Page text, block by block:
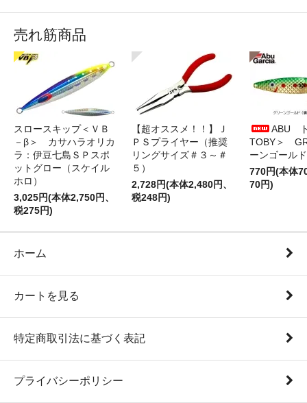
売れ筋商品
スロースキップ＜ＶＢ
－β＞ カサハラオリカ
ラ：伊豆七島ＳＰスポ
ットグロー（スケイル
ホロ）
3,025円(本体2,750円、
税275円)
【超オススメ！！】Ｊ
ＰＳプライヤー（推奨
リングサイズ＃３～＃
５）
2,728円(本体2,480円、
税248円)
ABU
TOBY＞
ーンゴールド
770円(本体
70円)
ホーム
カートを見る
特定商取引法に基づく表記
プライバシーポリシー